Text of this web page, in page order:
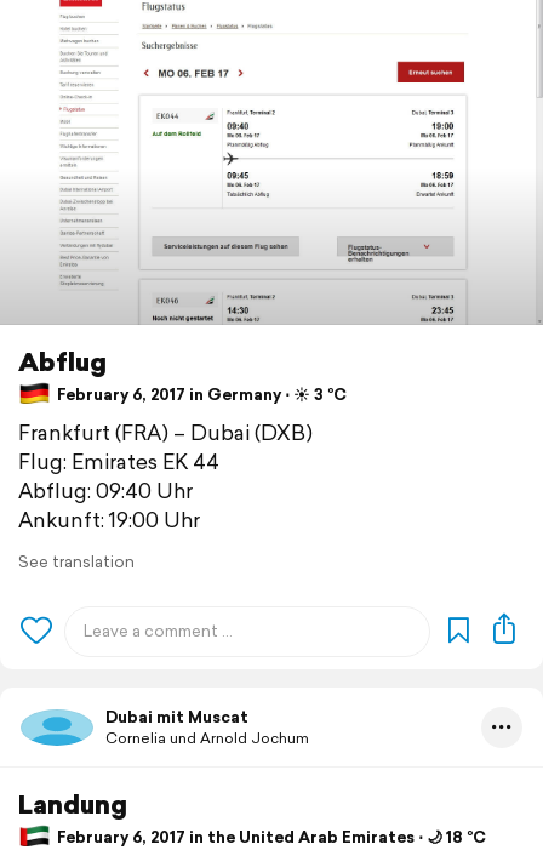
Abflug
February 6, 2017 in Germany ⋅ ☀️ 3 °C
Frankfurt (FRA) – Dubai (DXB)
Flug: Emirates EK 44
Abflug: 09:40 Uhr
Ankunft: 19:00 Uhr
See translation
Dubai mit Muscat
Cornelia und Arnold Jochum
Landung
February 6, 2017 in the United Arab Emirates ⋅ 🌙 18 °C